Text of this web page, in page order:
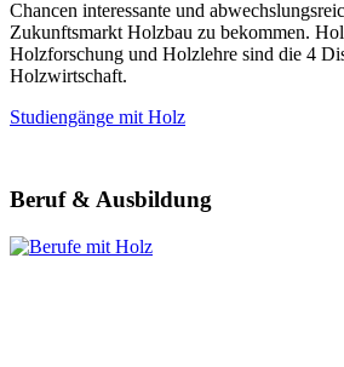
Chancen interessante und
Zukunftsmarkt Holzbau zu bekommen.
Holzforschung und Holzlehre sind die 4
Holzwirtschaft.
Studiengänge mit Holz
Beruf & Ausbildung